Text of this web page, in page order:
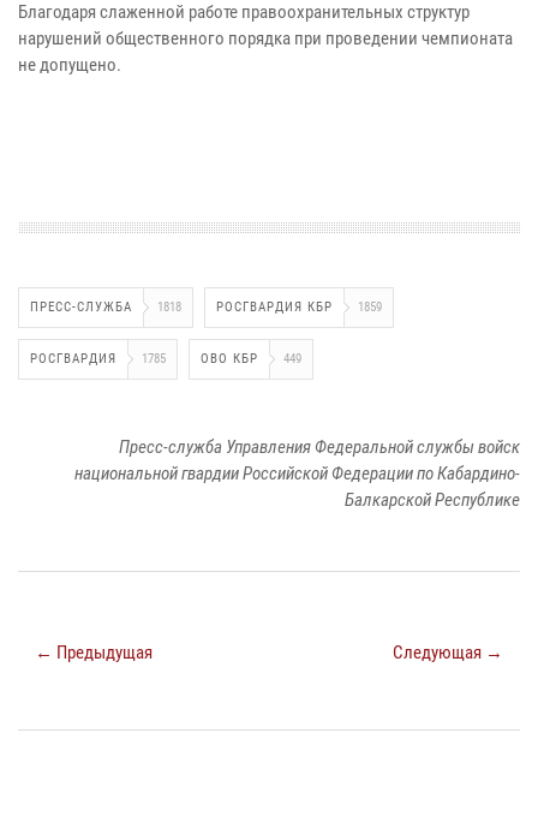
Благодаря слаженной работе правоохранительных структур
нарушений общественного порядка при проведении чемпионата
не допущено.
ПРЕСС-СЛУЖБА 1818 РОСГВАРДИЯ КБР 1859
РОСГВАРДИЯ 1785 ОВО КБР 449
Пресс-служба Управления Федеральной службы войск
национальной гвардии Российской Федерации по Кабардино-
Балкарской Республике
← Предыдущая Следующая →